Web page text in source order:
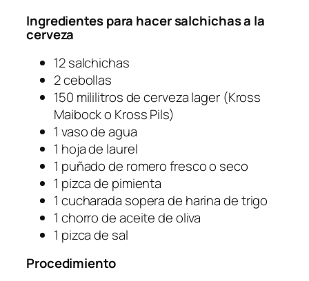
Ingredientes para hacer salchichas a la
cerveza
12 salchichas
2 cebollas
150 mililitros de cerveza lager (Kross
Maibock o Kross Pils)
1 vaso de agua
1 hoja de laurel
1 puñado de romero fresco o seco
1 pizca de pimienta
1 cucharada sopera de harina de trigo
1 chorro de aceite de oliva
1 pizca de sal
Procedimiento